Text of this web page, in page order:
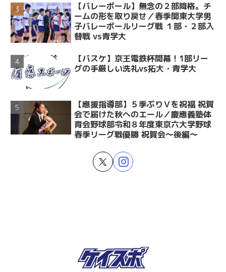
【バレーボール】無念の２部降格。チ
ームの形を取り戻せ／春季関東大学男
子バレーボールリーグ戦 １部・２部入
替戦 vs青学大
【バスケ】京王電鉄杯開幕！1部リー
グの手厳しい洗礼vs拓大・青学大
【應援指導部】５季ぶりＶを祝福 祝賀
会で届けた秋へのエール／慶應義塾体
育会野球部令和８年度東京六大学野球
春季リーグ戦優勝 祝賀会～後編～